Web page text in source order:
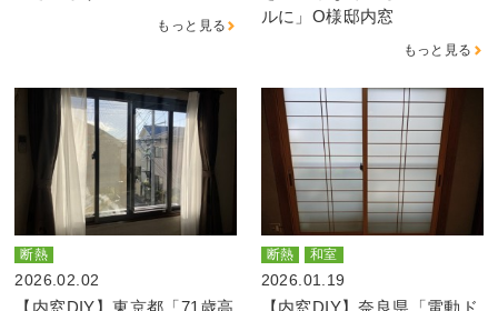
もっと見る
ルに」O様邸内窓
もっと見る
断熱
2026.02.02
断熱 和室
2026.01.19